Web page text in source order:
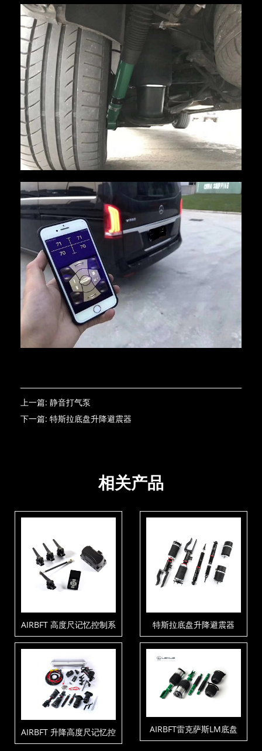
上一篇: 静音打气泵
下一篇: 特斯拉底盘升降避震器
相关产品
AIRBFT 高度尺记忆控制系
统V4-PH3
特斯拉底盘升降避震器
AIRBFT 升降高度尺记忆控
制套件V4-PH3-C1-T5
AIRBFT雷克萨斯LM底盘
升降套件